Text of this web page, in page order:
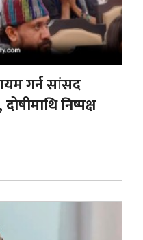
गर्न सांसद
निष्पक्ष